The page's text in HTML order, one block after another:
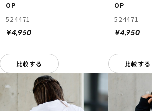
OP
524471
¥4,950
比較する
OP
524471
¥4,950
比較する